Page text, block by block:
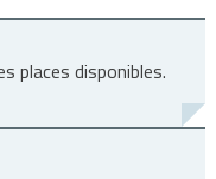
places disponibles.